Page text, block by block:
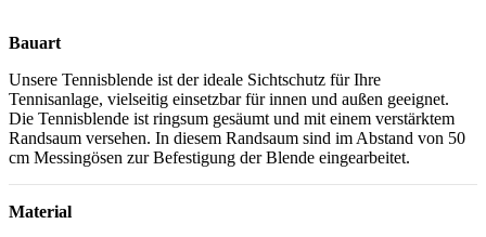
Bauart
Unsere Tennisblende ist der ideale Sichtschutz für Ihre
Tennisanlage, vielseitig einsetzbar für innen und außen geeignet.
Die Tennisblende ist ringsum gesäumt und mit einem verstärktem
Randsaum versehen. In diesem Randsaum sind im Abstand von 50
cm Messingösen zur Befestigung der Blende eingearbeitet.
Material